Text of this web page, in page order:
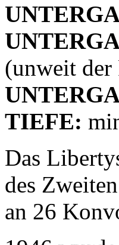
(unweit
TIEFE:
Das
des
an 26